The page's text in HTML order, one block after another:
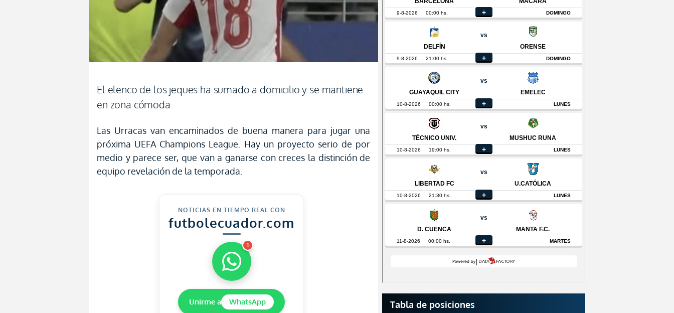
El elenco de los jeques ha sumado a domicilio y se mantiene
en zona cómoda
Las Urracas van encaminados de buena manera para jugar una
próxima UEFA Champions League. Hay un proyecto serio de por
medio y parece ser, que van a ganarse con creces la distinción de
equipo revelación de la temporada.
NOTICIAS EN TIEMPO REAL CON
futbolecuador.com
1
Unirme a WhatsApp Tabla de posiciones